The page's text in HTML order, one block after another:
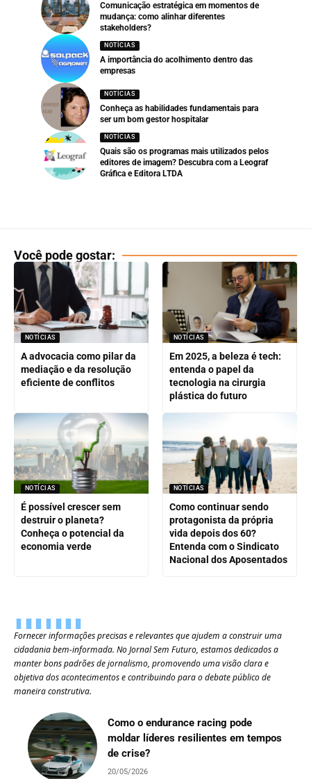
Comunicação estratégica em momentos de
mudança: como alinhar diferentes
stakeholders?
NOTÍCIAS
A importância do acolhimento dentro das
empresas
NOTÍCIAS
Conheça as habilidades fundamentais para
ser um bom gestor hospitalar
NOTÍCIAS
Quais são os programas mais utilizados pelos
editores de imagem? Descubra com a Leograf
Gráfica e Editora LTDA
Você pode gostar:
NOTÍCIAS
A advocacia como pilar da
mediação e da resolução
eficiente de conflitos
NOTÍCIAS
Em 2025, a beleza é tech:
entenda o papel da
tecnologia na cirurgia
plástica do futuro
NOTÍCIAS
É possível crescer sem
destruir o planeta?
Conheça o potencial da
economia verde
NOTÍCIAS
Como continuar sendo
protagonista da própria
vida depois dos 60?
Entenda com o Sindicato
Nacional dos Aposentados
Fornecer informações precisas e relevantes que ajudem a construir uma
cidadania bem-informada. No Jornal Sem Futuro, estamos dedicados a
manter bons padrões de jornalismo, promovendo uma visão clara e
objetiva dos acontecimentos e contribuindo para o debate público de
maneira construtiva.
Como o endurance racing pode
moldar líderes resilientes em tempos
de crise?
20/05/2026